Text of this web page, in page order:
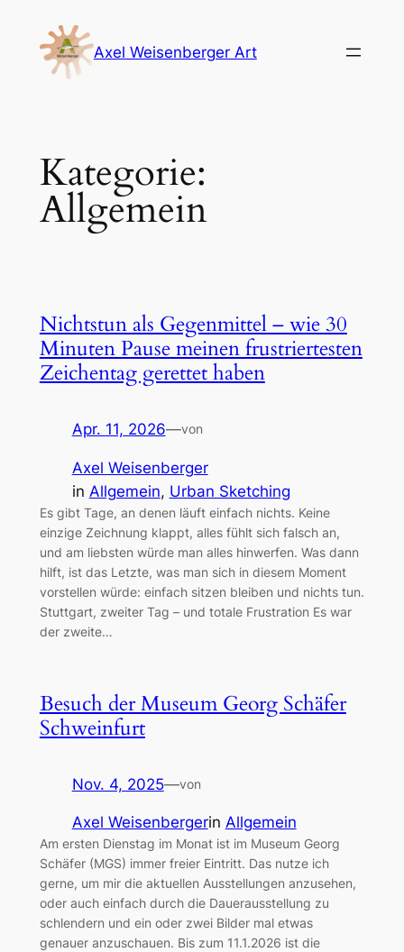
Inhalt
springen
Axel Weisenberger Art
Kategorie:
Allgemein
Nichtstun als Gegenmittel – wie 30
Minuten Pause meinen frustriertesten
Zeichentag gerettet haben
Apr. 11, 2026—von
Axel Weisenberger
in Allgemein, Urban Sketching
Es gibt Tage, an denen läuft einfach nichts. Keine
einzige Zeichnung klappt, alles fühlt sich falsch an,
und am liebsten würde man alles hinwerfen. Was dann
hilft, ist das Letzte, was man sich in diesem Moment
vorstellen würde: einfach sitzen bleiben und nichts tun.
Stuttgart, zweiter Tag – und totale Frustration Es war
der zweite…
Besuch der Museum Georg Schäfer
Schweinfurt
Nov. 4, 2025—von
Axel Weisenbergerin Allgemein
Am ersten Dienstag im Monat ist im Museum Georg
Schäfer (MGS) immer freier Eintritt. Das nutze ich
gerne, um mir die aktuellen Ausstellungen anzusehen,
oder auch einfach durch die Dauerausstellung zu
schlendern und ein oder zwei Bilder mal etwas
genauer anzuschauen. Bis zum 11.1.2026 ist die